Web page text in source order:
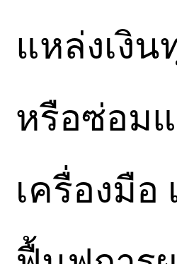
แหล่งเงิ
หรือซ่อม
เครื่องมือ